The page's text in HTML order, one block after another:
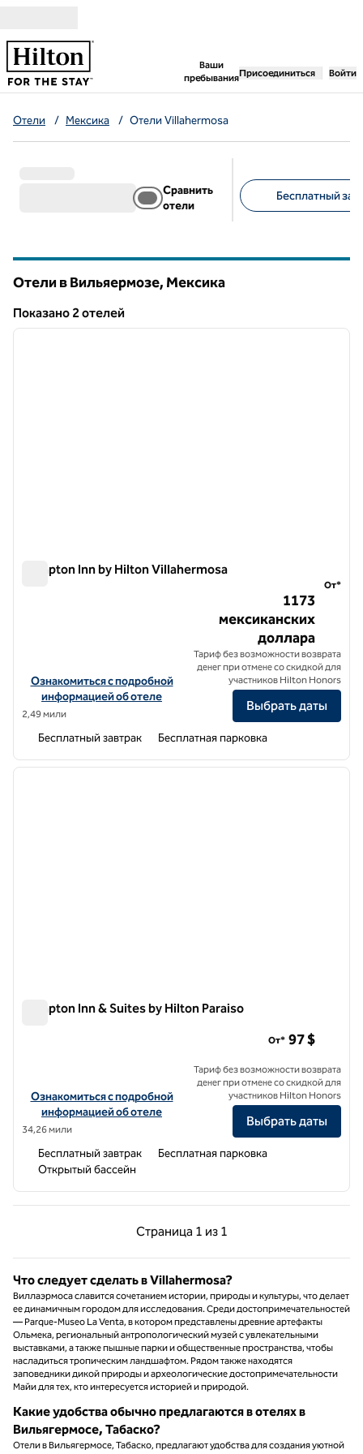
Ваши
пребывания
,открывается новая
Присоединиться Войти
Отели / Мексика / Отели Villahermosa
Сравнить
отели
Бесплатный
Отели в Вильяермозе, Мексика
Показанo 2 отелей
Показанo 2 отелей
1 из 12
Hampton Inn by Hilton Villahermosa
Посмотреть информацию об отеле Hampton Inn by Hilton
Ознакомиться с подробной
информацией об отеле
2,49 мили
От*
1173
мексиканских
доллара
Тариф без возможности возврата
денег при отмене со скидкой для
участников Hilton Honors
Выбрать даты
Бесплатный завтрак Бесплатная парковка
1 из 12
Hampton Inn & Suites by Hilton Paraiso
Посмотреть информацию об отеле Hampton Inn & Suites by
Ознакомиться с подробной
информацией об отеле
34,26 мили
От* 97 $
Тариф без возможности возврата
денег при отмене со скидкой для
участников Hilton Honors
Выбрать даты
Бесплатный завтрак
Бесплатная парковка
Открытый бассейн
Страница 1 из 1
Предыдущая страница, 1 из 1
Страница 1 из 1
Что следует сделать в Villahermosa?
Виллаэрмоса славится сочетанием истории, природы и культуры, что делает
ее динамичным городом для исследования. Среди достопримечательностей
— Parque-Museo La Venta, в котором представлены древние артефакты
Ольмека, региональный антропологический музей с увлекательными
выставками, а также пышные парки и общественные пространства, чтобы
насладиться тропическим ландшафтом. Рядом также находятся
заповедники дикой природы и археологические достопримечательности
Майи для тех, кто интересуется историей и природой.
Какие удобства обычно предлагаются в отелях в
Вильягермосе, Табаско?
Отели в Вильягермосе, Табаско, предлагают удобства для создания уютной